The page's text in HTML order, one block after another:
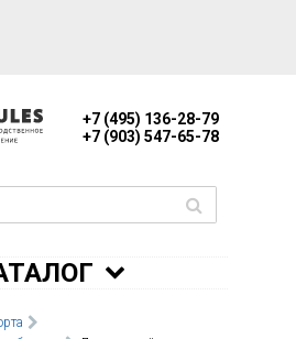
+7 (495) 136-28-79
+7 (903) 547-65-78